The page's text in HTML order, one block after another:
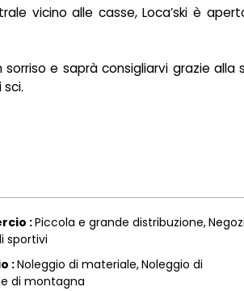
vicino alle casse, Loca’ski è
e saprà consigliarvi grazie alla
:Piccola e grande distribuzione Negozi
sportivi
:Noleggio di materiale Noleggio di
di montagna